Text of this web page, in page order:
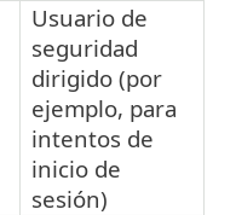
Usuario de
seguridad
dirigido (por
ejemplo, para
intentos de
inicio de
sesión)